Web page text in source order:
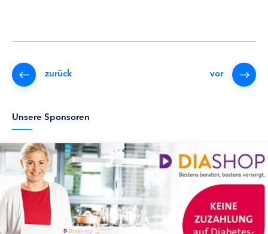
zurück vor
Unsere Sponsoren